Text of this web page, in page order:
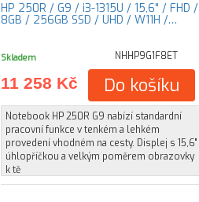
HP 250R / G9 / i3-1315U / 15,6" / FHD /
8GB / 256GB SSD / UHD / W11H /…
Skladem NHHP9G1F8ET
11 258 Kč Do košíku
Notebook HP 250R G9 nabízí standardní
pracovní funkce v tenkém a lehkém
provedení vhodném na cesty. Displej s 15,6"
úhlopříčkou a velkým poměrem obrazovky
k tě